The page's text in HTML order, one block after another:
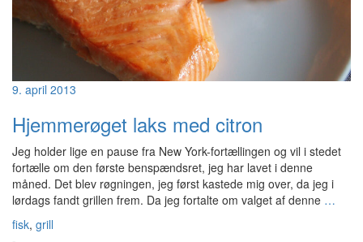
9. april 2013
Hjemmerøget laks med citron
Jeg holder lige en pause fra New York-fortællingen og vil i stedet
fortælle om den første benspændsret, jeg har lavet i denne
måned. Det blev røgningen, jeg først kastede mig over, da jeg i
lørdags fandt grillen frem. Da jeg fortalte om valget af denne …
fisk, grill